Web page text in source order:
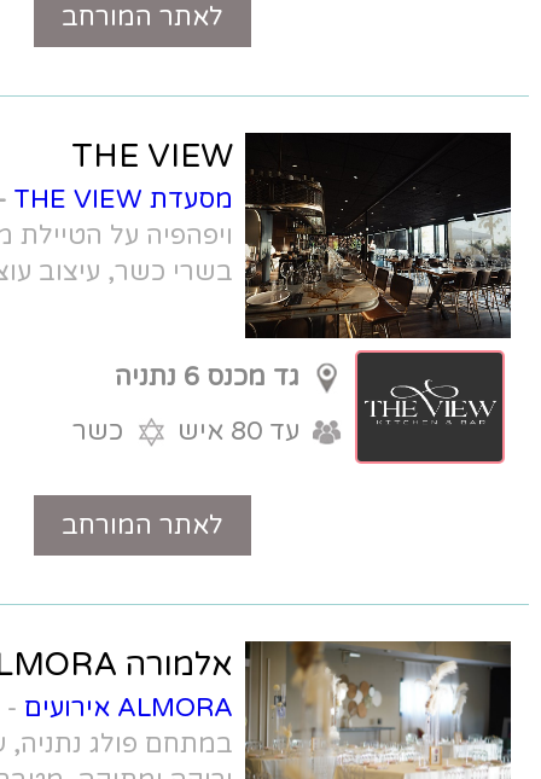
טלפון
מסעדת THE VIEW -מסעדת שף חדשה
ויפהפיה על הטיילת מול הים. מטבח
בשרי כשר, עיצוב עוצר נשימה.
גד מכנס 6 נתניה
כשר
טלפון
אלמורה ALMORA
ALMORA אירועים
- אולם אירועים
במתחם פולג נתניה, עם חצר קבלת פנים